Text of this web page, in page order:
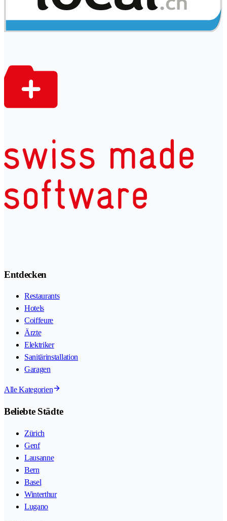
Entdecken
Restaurants
Hotels
Coiffeure
Ärzte
Elektriker
Sanitärinstallation
Garagen
Alle Kategorien
Beliebte Städte
Zürich
Genf
Lausanne
Bern
Basel
Winterthur
Lugano